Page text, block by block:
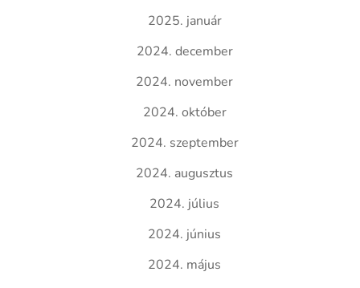
2025. január
2024. december
2024. november
2024. október
2024. szeptember
2024. augusztus
2024. július
2024. június
2024. május